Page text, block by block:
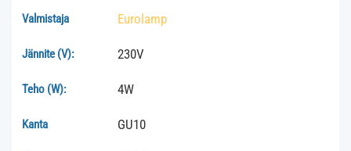
Valmistaja Eurolamp
Jännite (V): 230V
Teho (W): 4W
Kanta GU10